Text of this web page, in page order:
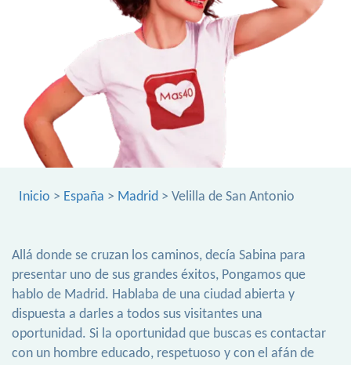
Inicio > España > Madrid > Velilla de San Antonio
Allá donde se cruzan los caminos, decía Sabina para
presentar uno de sus grandes éxitos, Pongamos que
hablo de Madrid. Hablaba de una ciudad abierta y
dispuesta a darles a todos sus visitantes una
oportunidad. Si la oportunidad que buscas es contactar
con un hombre educado, respetuoso y con el afán de